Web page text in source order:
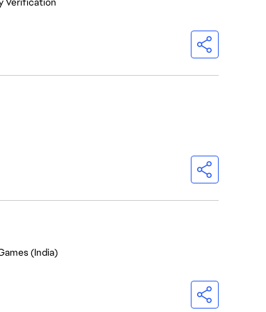
(India)